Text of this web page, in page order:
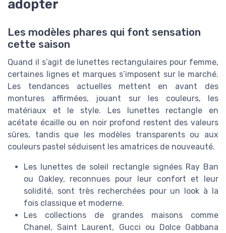
adopter
Les modèles phares qui font sensation
cette saison
Quand il s’agit de lunettes rectangulaires pour femme,
certaines lignes et marques s’imposent sur le marché.
Les tendances actuelles mettent en avant des
montures affirmées, jouant sur les couleurs, les
matériaux et le style. Les lunettes rectangle en
acétate écaille ou en noir profond restent des valeurs
sûres, tandis que les modèles transparents ou aux
couleurs pastel séduisent les amatrices de nouveauté.
Les lunettes de soleil rectangle signées Ray Ban
ou Oakley, reconnues pour leur confort et leur
solidité, sont très recherchées pour un look à la
fois classique et moderne.
Les collections de grandes maisons comme
Chanel, Saint Laurent, Gucci ou Dolce Gabbana